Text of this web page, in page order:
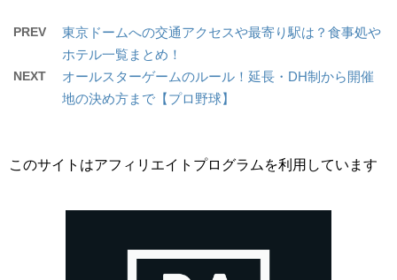
PREV
東京ドームへの交通アクセスや最寄り駅は？食事処や
ホテル一覧まとめ！
NEXT
オールスターゲームのルール！延長・DH制から開催
地の決め方まで【プロ野球】
このサイトはアフィリエイトプログラムを利用しています